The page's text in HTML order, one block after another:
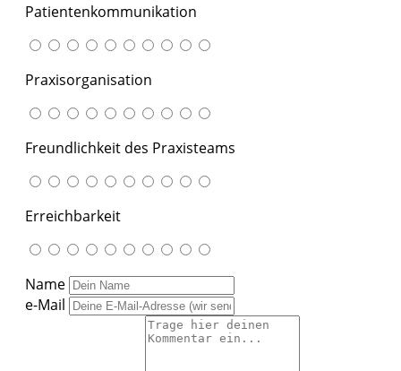
Patientenkommunikation
Praxisorganisation
Freundlichkeit des Praxisteams
Erreichbarkeit
Name
e-Mail